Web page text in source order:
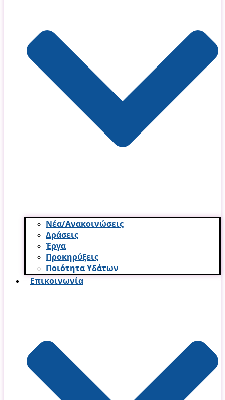
Νέα/Ανακοινώσεις
Δράσεις
Έργα
Προκηρύξεις
Ποιότητα Υδάτων
Επικοινωνία